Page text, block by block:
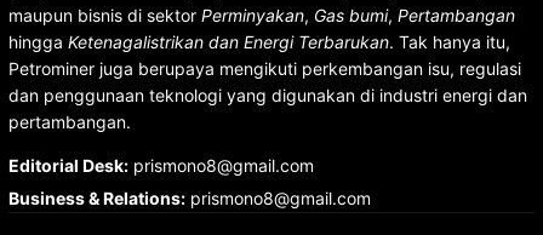
maupun bisnis di sektor Perminyakan, Gas bumi, Pertambangan
hingga Ketenagalistrikan dan Energi Terbarukan. Tak hanya itu,
Petrominer juga berupaya mengikuti perkembangan isu, regulasi
dan penggunaan teknologi yang digunakan di industri energi dan
pertambangan.
Editorial Desk:prismono8@gmail.com
Business & Relations:prismono8@gmail.com